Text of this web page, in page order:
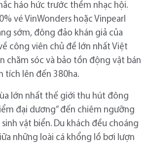
háo hức trước thềm nhạc hội.
vé VinWonders hoặc Vinpearl
sớm, đông đảo khán giả của
công viên chủ đề lớn nhất Việt
chăm sóc và bảo tồn động vật bán
tích lên đến 380ha.
lớn nhất thế giới thu hút đông
đại dương” đến chiêm ngưỡng
vật biển. Du khách đều choáng
những loài cá khổng lồ bơi lượn